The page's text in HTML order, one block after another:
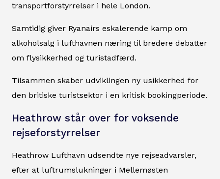
transportforstyrrelser i hele London.
Samtidig giver Ryanairs eskalerende kamp om
alkoholsalg i lufthavnen næring til bredere debatter
om flysikkerhed og turistadfærd.
Tilsammen skaber udviklingen ny usikkerhed for
den britiske turistsektor i en kritisk bookingperiode.
Heathrow står over for voksende
rejseforstyrrelser
Heathrow Lufthavn udsendte nye rejseadvarsler,
efter at luftrumslukninger i Mellemøsten